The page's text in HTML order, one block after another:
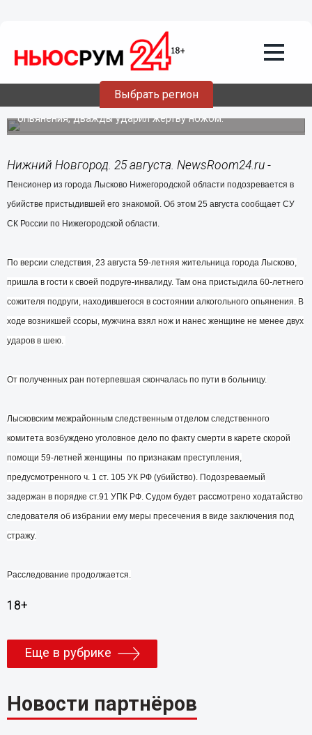
Выбрать регион
Пенсионер из Лыскова подозревается
в убийстве пристыдившей его
знакомой
Подозреваемый, находясь в состоянии алкогольного
опьянения, дважды ударил жертву ножом.
Нижний Новгород. 25 августа. NewsRoom24.ru -
Пенсионер из города Лысково Нижегородской области подозревается в
убийстве пристыдившей его знакомой. Об этом 25 августа сообщает СУ
СК России по Нижегородской области.
По версии следствия, 23 августа 59-летняя жительница города Лысково,
пришла в гости к своей подруге-инвалиду. Там она пристыдила 60-летнего
сожителя подруги, находившегося в состоянии алкогольного опьянения. В
ходе возникшей ссоры, мужчина взял нож и нанес женщине не менее двух
ударов в шею.
От полученных ран потерпевшая скончалась по пути в больницу.
Лысковским межрайонным следственным отделом следственного
комитета возбуждено уголовное дело по факту смерти в карете скорой
помощи 59-летней женщины по признакам преступления,
предусмотренного ч. 1 ст. 105 УК РФ (убийство). Подозреваемый
задержан в порядке ст.91 УПК РФ. Судом будет рассмотрено ходатайство
следователя об избрании ему меры пресечения в виде заключения под
стражу.
Расследование продолжается.
18+
Еще в рубрике
Новости партнёров